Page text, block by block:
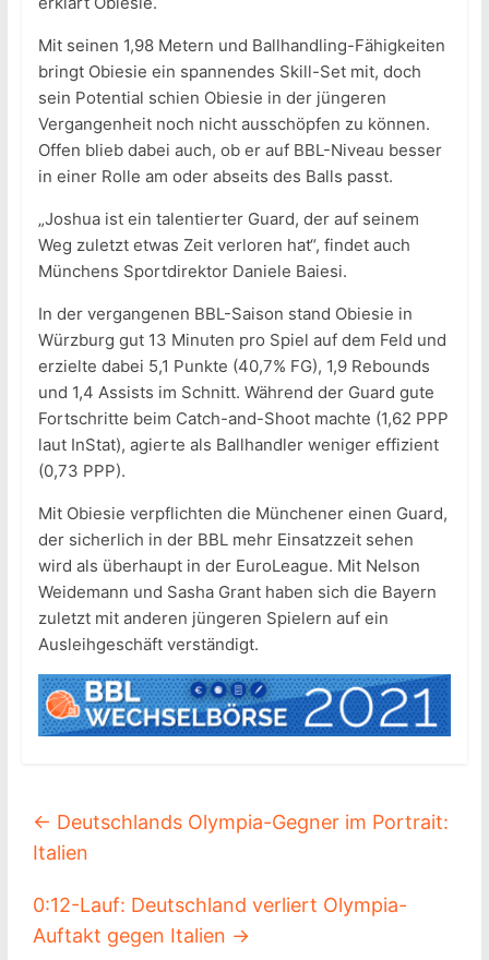
Mit seinen 1,98 Metern und Ballhandling-Fähigkeiten
bringt Obiesie ein spannendes Skill-Set mit, doch
sein Potential schien Obiesie in der jüngeren
Vergangenheit noch nicht ausschöpfen zu können.
Offen blieb dabei auch, ob er auf BBL-Niveau besser
in einer Rolle am oder abseits des Balls passt.
„Joshua ist ein talentierter Guard, der auf seinem
Weg zuletzt etwas Zeit verloren hat“, findet auch
Münchens Sportdirektor Daniele Baiesi.
In der vergangenen BBL-Saison stand Obiesie in
Würzburg gut 13 Minuten pro Spiel auf dem Feld und
erzielte dabei 5,1 Punkte (40,7% FG), 1,9 Rebounds
und 1,4 Assists im Schnitt. Während der Guard gute
Fortschritte beim Catch-and-Shoot machte (1,62 PPP
laut InStat), agierte als Ballhandler weniger effizient
(0,73 PPP).
Mit Obiesie verpflichten die Münchener einen Guard,
der sicherlich in der BBL mehr Einsatzzeit sehen
wird als überhaupt in der EuroLeague. Mit Nelson
Weidemann und Sasha Grant haben sich die Bayern
zuletzt mit anderen jüngeren Spielern auf ein
Ausleihgeschäft verständigt.
← Deutschlands Olympia-Gegner im Portrait:
Italien
0:12-Lauf: Deutschland verliert Olympia-
Auftakt gegen Italien →